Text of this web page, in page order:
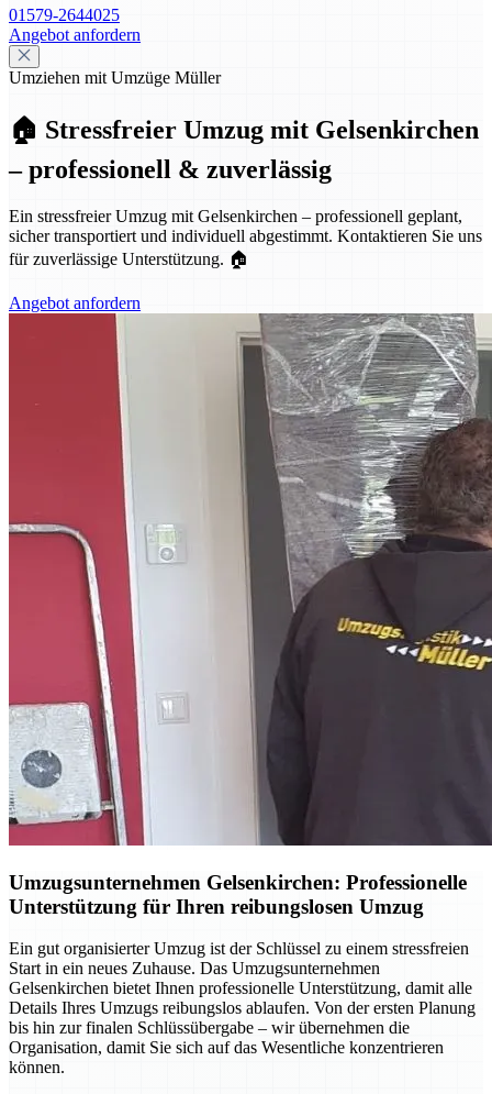
01579-2644025
Angebot anfordern
Umziehen mit Umzüge Müller
🏠 Stressfreier Umzug mit Gelsenkirchen
– professionell & zuverlässig
Ein stressfreier Umzug mit Gelsenkirchen – professionell geplant,
sicher transportiert und individuell abgestimmt. Kontaktieren Sie uns
für zuverlässige Unterstützung. 🏠
Angebot anfordern
Umzugsunternehmen Gelsenkirchen: Professionelle
Unterstützung für Ihren reibungslosen Umzug
Ein gut organisierter Umzug ist der Schlüssel zu einem stressfreien
Start in ein neues Zuhause. Das Umzugsunternehmen
Gelsenkirchen bietet Ihnen professionelle Unterstützung, damit alle
Details Ihres Umzugs reibungslos ablaufen. Von der ersten Planung
bis hin zur finalen Schlüssübergabe – wir übernehmen die
Organisation, damit Sie sich auf das Wesentliche konzentrieren
können.